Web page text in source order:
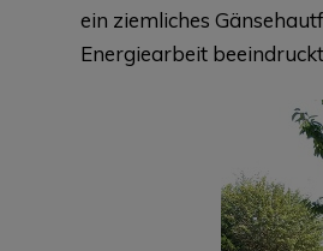
ein ziemliches
Energiearbeit